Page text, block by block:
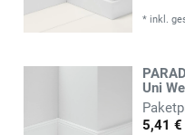
* inkl.
Uni
5,41